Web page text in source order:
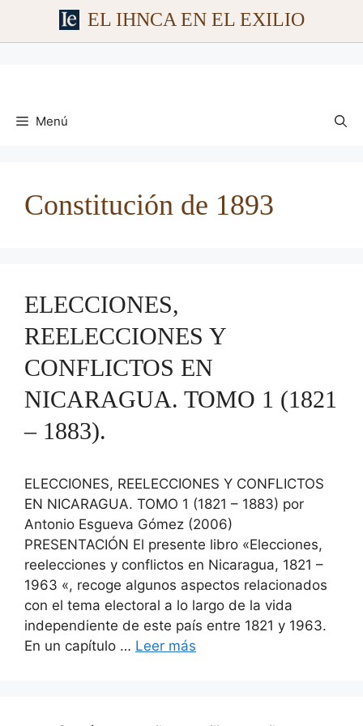
EL IHNCA EN EL EXILIO
contenido
Menú
Constitución de 1893
ELECCIONES,
REELECCIONES Y
CONFLICTOS EN
NICARAGUA. TOMO 1 (1821
– 1883).
ELECCIONES, REELECCIONES Y CONFLICTOS
EN NICARAGUA. TOMO 1 (1821 – 1883) por
Antonio Esgueva Gómez (2006)
PRESENTACIÓN El presente libro «Elecciones,
reelecciones y conflictos en Nicaragua, 1821 –
1963 «, recoge algunos aspectos relacionados
con el tema electoral a lo largo de la vida
independiente de este país entre 1821 y 1963.
En un capítulo … Leer más